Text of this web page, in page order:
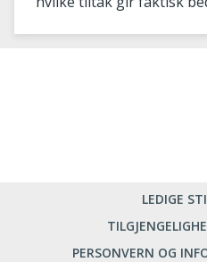
LEDIGE
PERSONVERN OG